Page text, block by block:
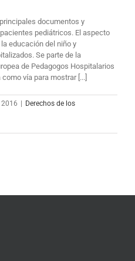
documentos y
pediátricos. El aspecto
educación del niño y
Se parte de la
de Pedagogos Hospitalarios
vía para mostrar [...]
Derechos de los